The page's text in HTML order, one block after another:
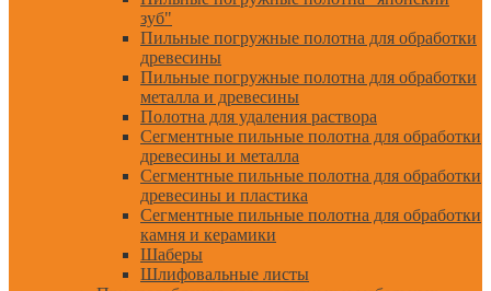
зуб"
Пильные погружные полотна для обработки
древесины
Пильные погружные полотна для обработки
металла и древесины
Полотна для удаления раствора
Сегментные пильные полотна для обработки
древесины и металла
Сегментные пильные полотна для обработки
древесины и пластика
Сегментные пильные полотна для обработки
камня и керамики
Шаберы
Шлифовальные листы